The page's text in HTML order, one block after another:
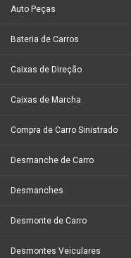
Auto Peças
Bateria de Carros
Caixas de Direção
Caixas de Marcha
Compra de Carro Sinistrado
Desmanche de Carro
Desmanches
Desmonte de Carro
Desmontes Veiculares